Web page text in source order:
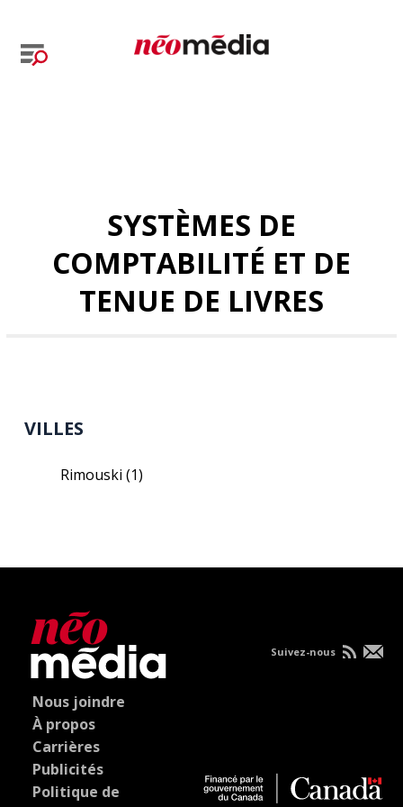
SYSTÈMES DE
COMPTABILITÉ ET DE
TENUE DE LIVRES
VILLES
Rimouski(1)
Nous joindre
À propos
Carrières
Publicités
Politique de
Suivez-nous